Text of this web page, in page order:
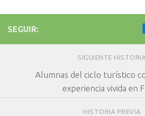
SEGUIR:
SIGUIENTE HISTORIA
Alumnas del ciclo turístico
experiencia vivida en
HISTORIA PREVIA